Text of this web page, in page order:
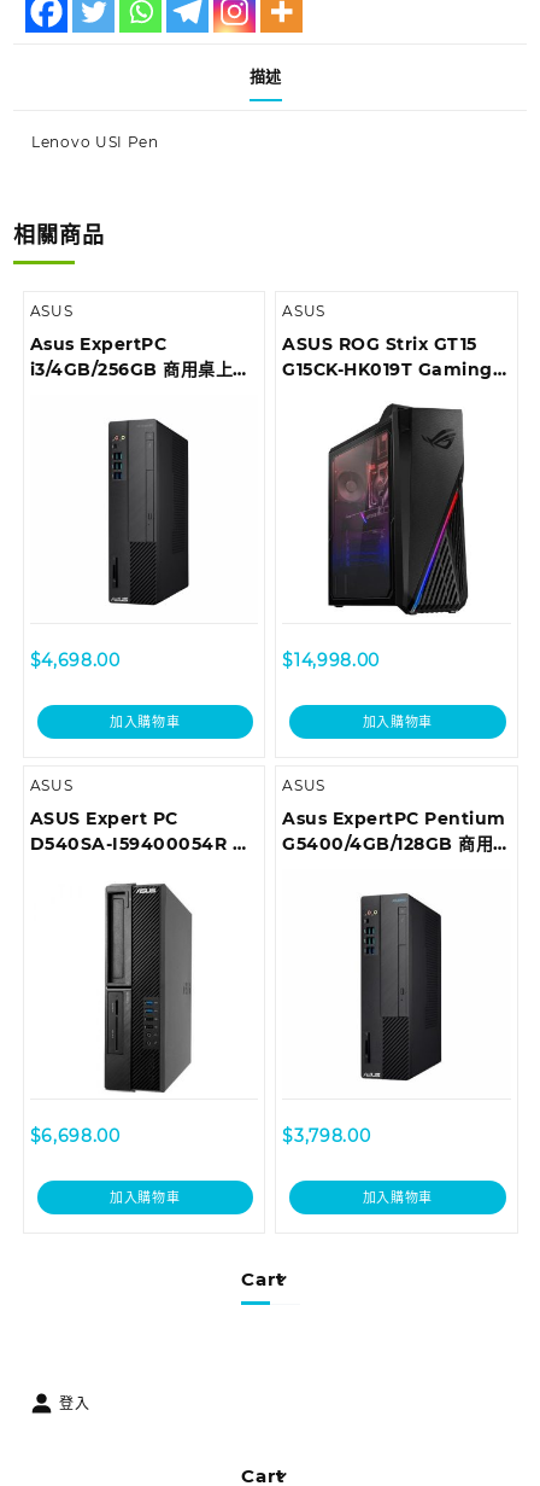
Cart
描述
Lenovo USI Pen
相關商品
ASUS
Asus ExpertPC
i3/4GB/256GB 商用桌上型
I39100013T
$4,698.00
加入購物車
ASUS
ASUS ROG Strix GT15
G15CK-HK019T Gaming
$14,998.00
加入購物車
ASUS
ASUS Expert PC
D540SA-I59400054R 商
$6,698.00
加入購物車
ASUS
Asus ExpertPC Pentium
G5400/4GB/128GB 商用
0G5400002T
$3,798.00
加入購物車
登入
Cart